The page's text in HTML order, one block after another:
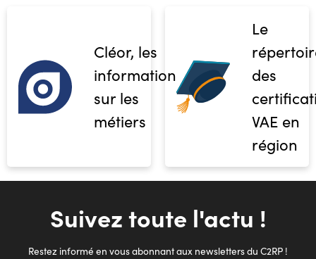
Cléor, les
informations
sur les
métiers
Le
des
VAE en
région
Suivez toute l'actu !
Restez informé en vous abonnant aux newsletters du C2RP !